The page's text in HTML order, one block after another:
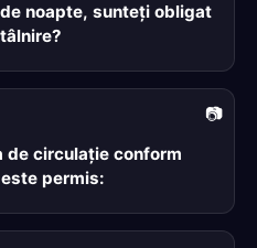
noapte, sunteți obligat
de circulaţie conform
permis: